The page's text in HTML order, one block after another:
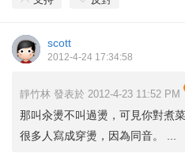
scott
2012-4-24 17:34:58
靜竹林 發表於 2012-4-23 11:52 PM
那叫汆燙不叫過燙，可見你對煮
很多人寫成穿燙，因為同音。 ...